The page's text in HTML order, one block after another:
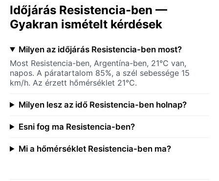
Időjárás Resistencia-ben —
Gyakran ismételt kérdések
Milyen az időjárás Resistencia-ben most?
Most Resistencia-ben, Argentína-ben, 21°C van,
napos. A páratartalom 85%, a szél sebessége 15
km/h. Az érzett hőmérséklet 21°C.
Milyen lesz az idő Resistencia-ben holnap?
Esni fog ma Resistencia-ben?
Mi a hőmérséklet Resistencia-ben ma?